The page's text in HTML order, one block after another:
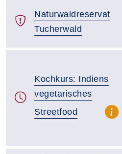
Naturwaldreservat
Tucherwald
Kochkurs: Indiens
vegetarisches
Streetfood